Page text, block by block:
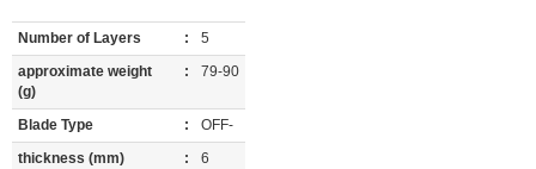
Number of Layers :
5
approximate weight
(g)
: 79-90
Blade Type :
OFF-
thickness (mm)
: 6